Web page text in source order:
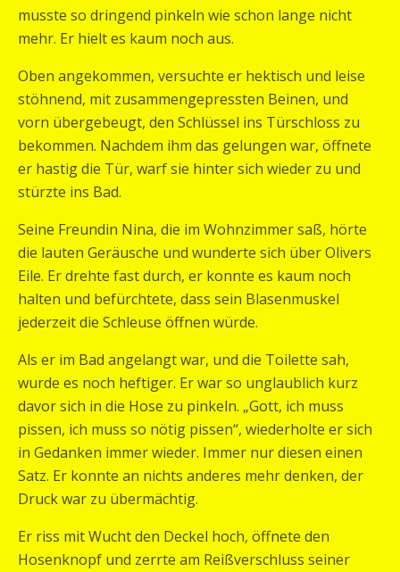
musste so dringend pinkeln wie schon lange nicht
mehr. Er hielt es kaum noch aus.
Oben angekommen, versuchte er hektisch und leise
stöhnend, mit zusammengepressten Beinen, und
vorn übergebeugt, den Schlüssel ins Türschloss zu
bekommen. Nachdem ihm das gelungen war, öffnete
er hastig die Tür, warf sie hinter sich wieder zu und
stürzte ins Bad.
Seine Freundin Nina, die im Wohnzimmer saß, hörte
die lauten Geräusche und wunderte sich über Olivers
Eile. Er drehte fast durch, er konnte es kaum noch
halten und befürchtete, dass sein Blasenmuskel
jederzeit die Schleuse öffnen würde.
Als er im Bad angelangt war, und die Toilette sah,
wurde es noch heftiger. Er war so unglaublich kurz
davor sich in die Hose zu pinkeln. „Gott, ich muss
pissen, ich muss so nötig pissen“, wiederholte er sich
in Gedanken immer wieder. Immer nur diesen einen
Satz. Er konnte an nichts anderes mehr denken, der
Druck war zu übermächtig.
Er riss mit Wucht den Deckel hoch, öffnete den
Hosenknopf und zerrte am Reißverschluss seiner